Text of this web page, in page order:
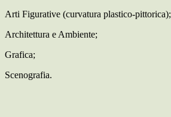
Arti Figurative (curvatura plastico-pittorica);
Architettura e Ambiente;
Grafica;
Scenografia.